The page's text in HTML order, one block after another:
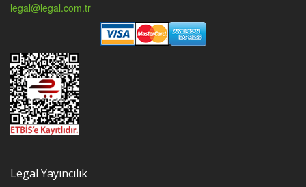
legal@legal.com.tr
Legal Yayıncılık